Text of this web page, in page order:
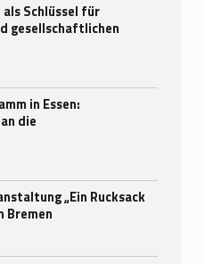
Schlüssel für
gesellschaftlichen
in Essen:
die
„Ein Rucksack
Bremen